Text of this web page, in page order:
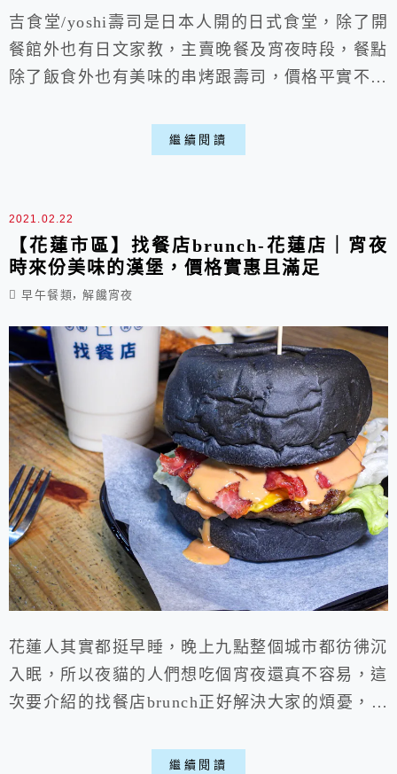
吉食堂/yoshi壽司是日本人開的日式食堂，除了開
餐館外也有日文家教，主賣晚餐及宵夜時段，餐點
除了飯食外也有美味的串烤跟壽司，價格平實不傷
的選擇喵。 一、餐廳環境: ▶外部: 位在花蓮
市區熱鬧的中正路上，老實說外觀上真的不怎麼起
式小餐館，周圍超級難停車...務必有點耐心去尋
找。 ▶內部: 店內桌...
繼續閱讀
2021.02.22
【花蓮市區】找餐店brunch-花蓮店｜宵夜
時來份美味的漢堡，價格實惠且滿足
早午餐類,解饞宵夜
花蓮人其實都挺早睡，晚上九點整個城市都彷彿沉
入眠，所以夜貓的人們想吃個宵夜還真不容易，這
次要介紹的找餐店brunch正好解決大家的煩憂，不
花生牛肉漢堡既飽滿又可口，還有各式中西式餐點
繼續閱讀